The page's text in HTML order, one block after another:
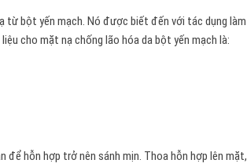
từ bột yến mạch. Nó được biết đến với tác dụng làm
cho mặt nạ chống lão hóa da bột yến mạch là:
để hỗn hợp trở nên sánh mịn. Thoa hỗn hợp lên mặt,